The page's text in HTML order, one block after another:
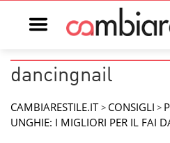
Open main menu
dancingnail
CAMBIARESTILE.IT > CONSIGLI >
UNGHIE: I MIGLIORI PER IL FAI